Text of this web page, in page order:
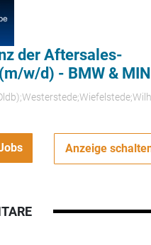
der Aftersales-
w/d) - BMW &
Anzeige